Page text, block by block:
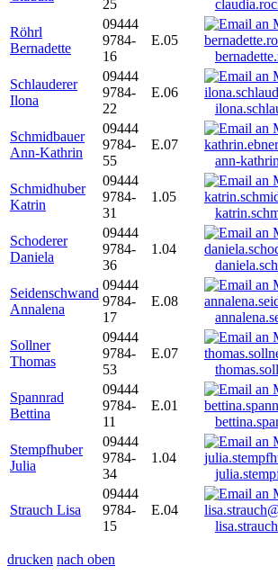
25
Röhrl
Bernadette
09444
9784-
16
E.05
Schlauderer
Ilona
09444
9784-
22
E.06
Schmidbauer
Ann-Kathrin
09444
9784-
55
E.07
ann-
Schmidhuber
Katrin
09444
9784-
31
1.05
Schoderer
Daniela
09444
9784-
36
1.04
Seidenschwand
Annalena
09444
9784-
17
E.08
Sollner
Thomas
09444
9784-
53
E.07
Spannrad
Bettina
09444
9784-
11
E.01
Stempfhuber
Julia
09444
9784-
34
1.04
Strauch Lisa
09444
9784-
15
E.04
drucken nach oben